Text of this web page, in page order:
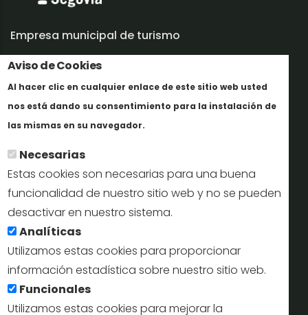
Aviso de Cookies
Al hacer clic en cualquier enlace de este sitio web usted
nos está dando su consentimiento para la instalación de
las mismas en su navegador.
Necesarias
Estas cookies son necesarias para una buena
funcionalidad de nuestro sitio web y no se pueden
desactivar en nuestro sistema.
Analíticas
Utilizamos estas cookies para proporcionar
información estadística sobre nuestro sitio web.
Funcionales
Utilizamos estas cookies para mejorar la
Empresa municipal de turismo
Trabaja con nosotros
Informes y documentación
Perfil del contratante
Oficinas de Turismo
reservas@turismodesegovia.com
info@turismodesegovia.com
Aviso legal |